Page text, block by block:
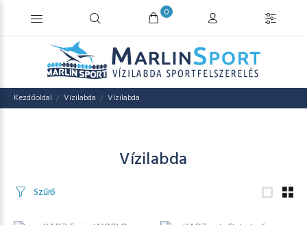
0
Kezdőoldal Vízilabda Vízilabda
Vízilabda
Szűrő